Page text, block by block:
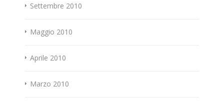
Settembre 2010
Maggio 2010
Aprile 2010
Marzo 2010